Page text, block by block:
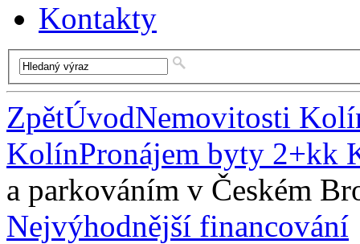
Kontakty
ZpětÚvodNemovitosti
KolínPronájem byty 2+kk
a parkováním v Českém
Nejvýhodnější financování